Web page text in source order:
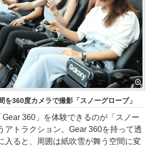
を360度カメラで撮影「スノーグローブ」
360」を体験できるのが「スノー
アトラクション。Gear 360を持って透
入ると、周囲は紙吹雪が舞う空間に変